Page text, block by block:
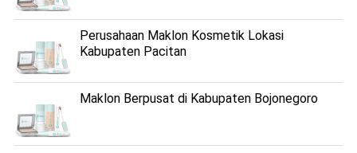
Perusahaan Maklon Kosmetik Lokasi
Kabupaten Pacitan
Maklon Berpusat di Kabupaten Bojonegoro